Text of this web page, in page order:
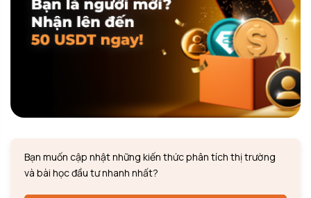
Bạn muốn cập nhật những kiến thức phân tích thị trường
và bài học đầu tư nhanh nhất?